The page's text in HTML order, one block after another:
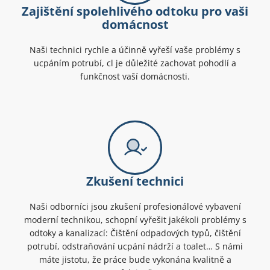
Zajištění spolehlivého odtoku pro vaši
domácnost
Naši technici rychle a účinně vyřeší vaše problémy s
ucpáním potrubí, cl je důležité zachovat pohodlí a
funkčnost vaší domácnosti.
Zkušení technici
Naši odborníci jsou zkušení profesionálové vybavení
moderní technikou, schopní vyřešit jakékoli problémy s
odtoky a kanalizací: Čištění odpadových typů, čištění
potrubí, odstraňování ucpání nádrží a toalet… S námi
máte jistotu, že práce bude vykonána kvalitně a